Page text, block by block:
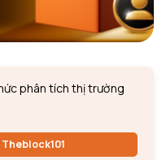
phân tích thị trường